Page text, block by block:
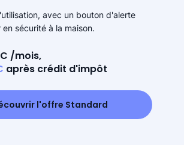
avec un bouton d'alerte
sécurité à la maison.
/mois,
après crédit d'impôt
l'offre Standard